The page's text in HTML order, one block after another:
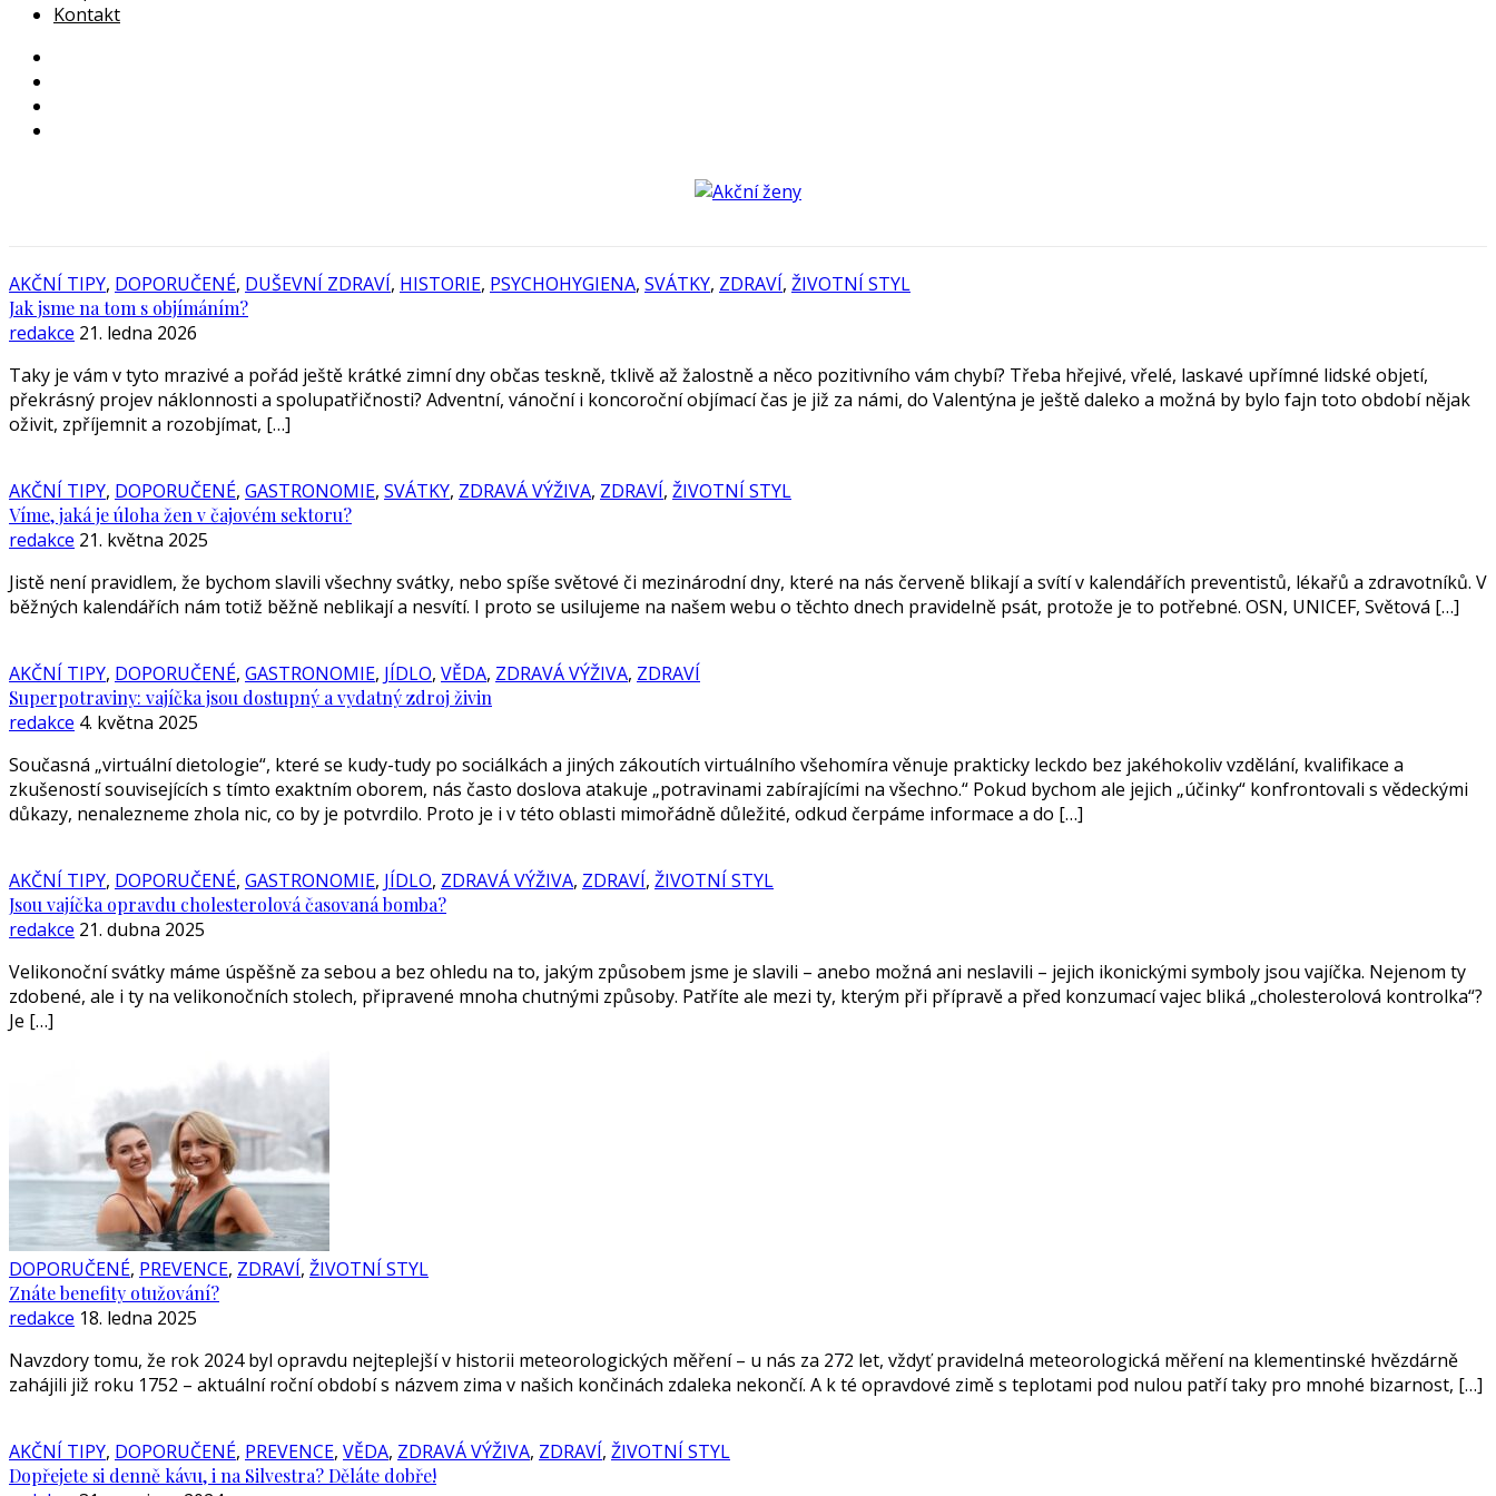
Kontakt
AKČNÍ TIPY, DOPORUČENÉ, DUŠEVNÍ ZDRAVÍ, HISTORIE, PSYCHOHYGIENA, SVÁTKY, ZDRAVÍ, ŽIVOTNÍ STYL
Jak jsme na tom s objímáním?
redakce 21. ledna 2026
Taky je vám v tyto mrazivé a pořád ještě krátké zimní dny občas teskně, tklivě až žalostně a něco pozitivního vám chybí? Třeba hřejivé, vřelé, laskavé upřímné lidské objetí,
překrásný projev náklonnosti a spolupatřičnosti? Adventní, vánoční i koncoroční objímací čas je již za námi, do Valentýna je ještě daleko a možná by bylo fajn toto období nějak
oživit, zpříjemnit a rozobjímat, […]
AKČNÍ TIPY, DOPORUČENÉ, GASTRONOMIE, SVÁTKY, ZDRAVÁ VÝŽIVA, ZDRAVÍ, ŽIVOTNÍ STYL
Víme, jaká je úloha žen v čajovém sektoru?
redakce 21. května 2025
Jistě není pravidlem, že bychom slavili všechny svátky, nebo spíše světové či mezinárodní dny, které na nás červeně blikají a svítí v kalendářích preventistů, lékařů a zdravotníků. V
běžných kalendářích nám totiž běžně neblikají a nesvítí. I proto se usilujeme na našem webu o těchto dnech pravidelně psát, protože je to potřebné. OSN, UNICEF, Světová […]
AKČNÍ TIPY, DOPORUČENÉ, GASTRONOMIE, JÍDLO, VĚDA, ZDRAVÁ VÝŽIVA, ZDRAVÍ
Superpotraviny: vajíčka jsou dostupný a vydatný zdroj živin
redakce 4. května 2025
Současná „virtuální dietologie“, které se kudy-tudy po sociálkách a jiných zákoutích virtuálního všehomíra věnuje prakticky leckdo bez jakéhokoliv vzdělání, kvalifikace a
zkušeností souvisejících s tímto exaktním oborem, nás často doslova atakuje „potravinami zabírajícími na všechno.“ Pokud bychom ale jejich „účinky“ konfrontovali s vědeckými
důkazy, nenalezneme zhola nic, co by je potvrdilo. Proto je i v této oblasti mimořádně důležité, odkud čerpáme informace a do […]
AKČNÍ TIPY, DOPORUČENÉ, GASTRONOMIE, JÍDLO, ZDRAVÁ VÝŽIVA, ZDRAVÍ, ŽIVOTNÍ STYL
Jsou vajíčka opravdu cholesterolová časovaná bomba?
redakce 21. dubna 2025
Velikonoční svátky máme úspěšně za sebou a bez ohledu na to, jakým způsobem jsme je slavili – anebo možná ani neslavili – jejich ikonickými symboly jsou vajíčka. Nejenom ty
zdobené, ale i ty na velikonočních stolech, připravené mnoha chutnými způsoby. Patříte ale mezi ty, kterým při přípravě a před konzumací vajec bliká „cholesterolová kontrolka“?
Je […]
DOPORUČENÉ, PREVENCE, ZDRAVÍ, ŽIVOTNÍ STYL
Znáte benefity otužování?
redakce 18. ledna 2025
Navzdory tomu, že rok 2024 byl opravdu nejteplejší v historii meteorologických měření – u nás za 272 let, vždyť pravidelná meteorologická měření na klementinské hvězdárně
zahájili již roku 1752 – aktuální roční období s názvem zima v našich končinách zdaleka nekončí. A k té opravdové zimě s teplotami pod nulou patří taky pro mnohé bizarnost, […]
AKČNÍ TIPY, DOPORUČENÉ, PREVENCE, VĚDA, ZDRAVÁ VÝŽIVA, ZDRAVÍ, ŽIVOTNÍ STYL
Dopřejete si denně kávu, i na Silvestra? Děláte dobře!